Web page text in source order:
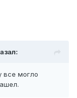
все могло